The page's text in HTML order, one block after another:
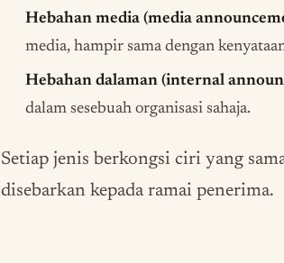
Hebahan media (media
media, hampir sama dengan
Hebahan dalaman (internal
dalam sesebuah organisasi sahaja.
Setiap jenis berkongsi ciri yang
disebarkan kepada ramai penerima.